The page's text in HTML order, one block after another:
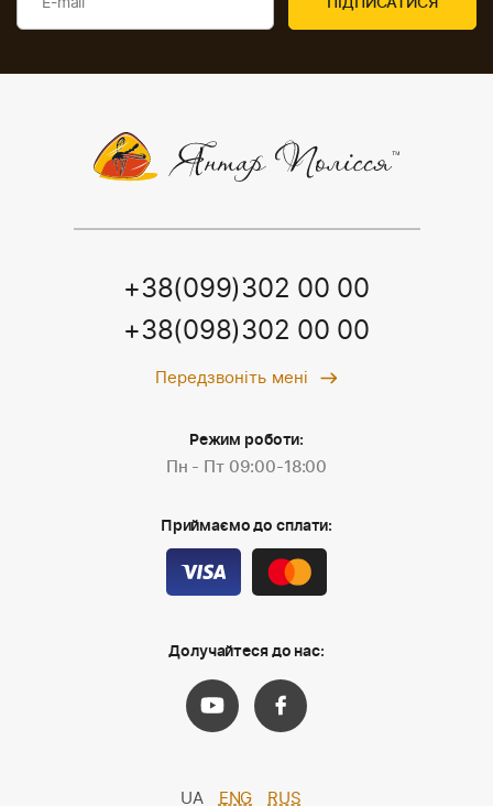
+38(099)302 00 00
+38(098)302 00 00
Передзвоніть мені
Режим роботи:
Пн - Пт 09:00-18:00
Приймаємо до сплати:
Долучайтеся до нас:
UA ENG RUS